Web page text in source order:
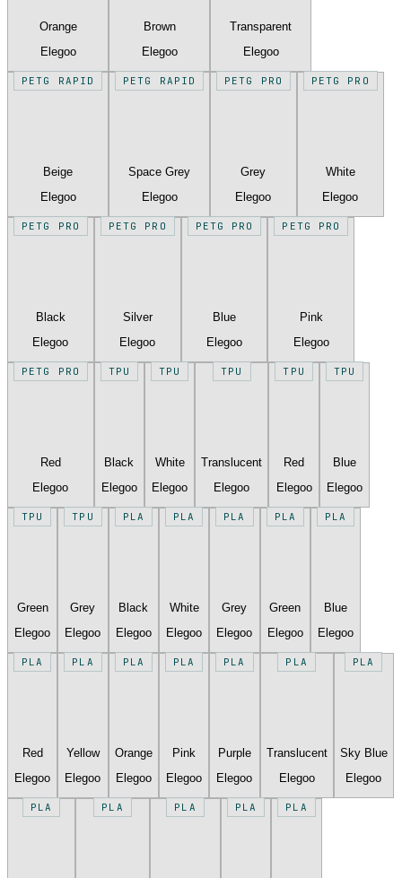
Orange
Elegoo
Brown
Elegoo
Transparent
Elegoo
PETG RAPID
Beige
Elegoo
PETG RAPID
Space Grey
Elegoo
PETG PRO
Grey
Elegoo
PETG PRO
White
Elegoo
PETG PRO
Black
Elegoo
PETG PRO
Silver
Elegoo
PETG PRO
Blue
Elegoo
PETG PRO
Pink
Elegoo
PETG PRO
Red
Elegoo
TPU
Black
Elegoo
TPU
White
Elegoo
TPU
Translucent
Elegoo
TPU
Red
Elegoo
TPU
Blue
Elegoo
TPU
Green
Elegoo
TPU
Grey
Elegoo
PLA
Black
Elegoo
PLA
White
Elegoo
PLA
Grey
Elegoo
PLA
Green
Elegoo
PLA
Blue
Elegoo
PLA
Red
Elegoo
PLA
Yellow
Elegoo
PLA
Orange
Elegoo
PLA
Pink
Elegoo
PLA
Purple
Elegoo
PLA
Translucent
Elegoo
PLA
Sky Blue
Elegoo
PLA PLA PLA PLA PLA